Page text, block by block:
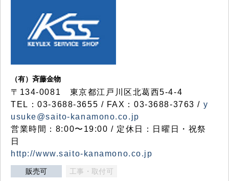
（有）斉藤金物
〒134-0081 東京都江戸川区北葛西5-4-4
TEL：03-3688-3655 / FAX：03-3688-3763 / y
usuke@saito-kanamono.co.jp
営業時間：8:00〜19:00 / 定休日：日曜日・祝祭
日
http://www.saito-kanamono.co.jp
販売可 工事・取付可